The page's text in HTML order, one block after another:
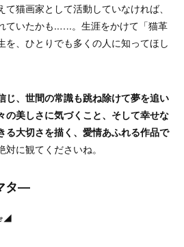
猫画家として活動していなければ、
ていたかも..….。生涯をかけて「猫革
を、ひとりでも多くの人に知ってほし
じ、世間の常識も跳ね除けて夢を追い
の美しさに気づくこと、そして幸せな
る大切さを描く、愛情あふれる作品で
に観てくださいね。
タ―